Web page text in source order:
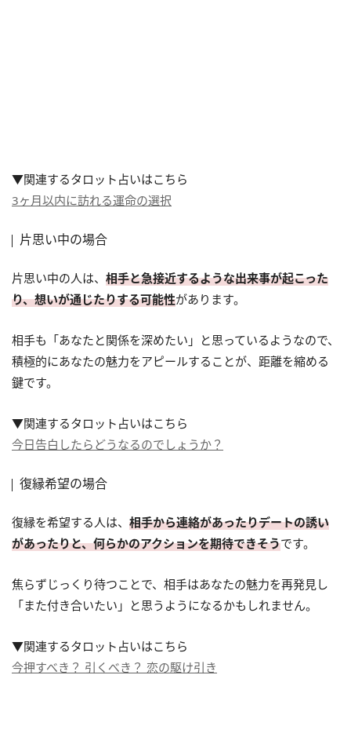
▼関連するタロット占いはこちら
3ヶ月以内に訪れる運命の選択
片思い中の場合
片思い中の人は、 相手と急接近するような出来事が起こった
り、想いが通じたりする可能性があります。
相手も「あなたと関係を深めたい」と思っているようなので、
積極的にあなたの魅力をアピールすることが、距離を縮める
鍵です。
▼関連するタロット占いはこちら
今日告白したらどうなるのでしょうか？
復縁希望の場合
復縁を希望する人は、 相手から連絡があったりデートの誘い
があったりと、何らかのアクションを期待できそうです。
焦らずじっくり待つことで、相手はあなたの魅力を再発見し
「また付き合いたい」と思うようになるかもしれません。
▼関連するタロット占いはこちら
今押すべき？ 引くべき？ 恋の駆け引き